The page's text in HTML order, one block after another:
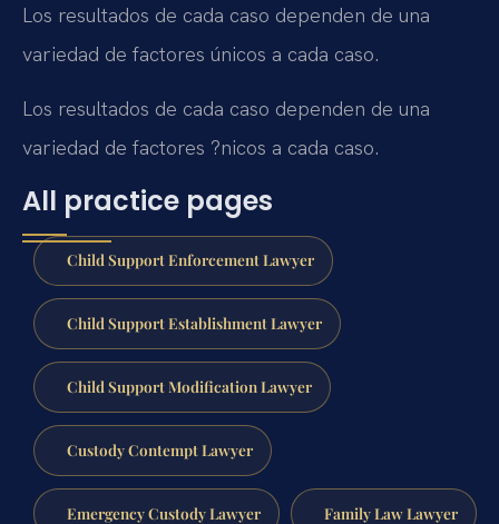
Los resultados de cada caso dependen de una
variedad de factores únicos a cada caso.
Los resultados de cada caso dependen de una
variedad de factores ?nicos a cada caso.
All practice pages
Child Support Enforcement Lawyer
Child Support Establishment Lawyer
Child Support Modification Lawyer
Custody Contempt Lawyer
Emergency Custody Lawyer Family Law Lawyer